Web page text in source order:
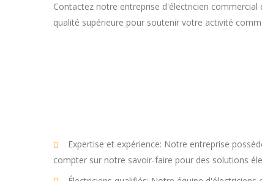
Contactez notre entreprise d'électricien
qualité supérieure pour soutenir votre activité
Expertise et expérience: Notre entreprise
compter sur notre savoir-faire pour des solutions